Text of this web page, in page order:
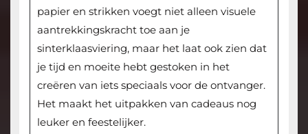
papier en strikken voegt niet alleen visuele
aantrekkingskracht toe aan je
sinterklaasviering, maar het laat ook zien dat
je tijd en moeite hebt gestoken in het
creëren van iets speciaals voor de ontvanger.
Het maakt het uitpakken van cadeaus nog
leuker en feestelijker.